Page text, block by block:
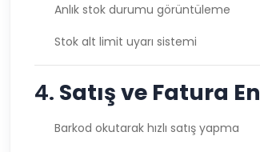
Anlık stok durumu görüntüleme
Stok alt limit uyarı sistemi
4. Satış ve Fatura
Barkod okutarak hızlı satış yapma